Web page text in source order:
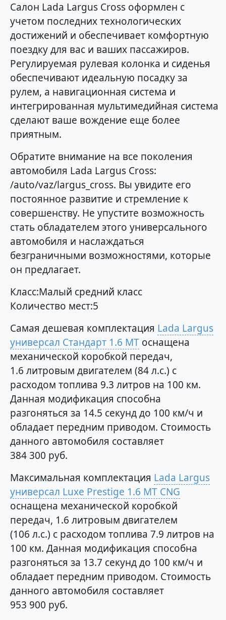
Салон Lada Largus Cross оформлен с
учетом последних технологических
достижений и обеспечивает комфортную
поездку для вас и ваших пассажиров.
Регулируемая рулевая колонка и сиденья
обеспечивают идеальную посадку за
рулем, а навигационная система и
интегрированная мультимедийная система
сделают ваше вождение еще более
приятным.
Обратите внимание на все поколения
автомобиля Lada Largus Cross:
/auto/vaz/largus_cross. Вы увидите его
постоянное развитие и стремление к
совершенству. Не упустите возможность
стать обладателем этого универсального
автомобиля и наслаждаться
безграничными возможностями, которые
он предлагает.
Класс:Малый средний класс
Количество мест:5
Самая дешевая комплектация Lada Largus
универсал Стандарт 1.6 MT оснащена
механической коробкой передач,
1.6 литровым двигателем (84 л.с.) с
расходом топлива 9.3 литров на 100 км.
Данная модификация способна
разгоняться за 14.5 секунд до 100 км/ч и
обладает передним приводом. Стоимость
данного автомобиля составляет
384 300 руб.
Максимальная комплектация Lada Largus
универсал Luxe Prestige 1.6 MT CNG
оснащена механической коробкой
передач, 1.6 литровым двигателем
(106 л.с.) с расходом топлива 7.9 литров на
100 км. Данная модификация способна
разгоняться за 13.7 секунд до 100 км/ч и
обладает передним приводом. Стоимость
данного автомобиля составляет
953 900 руб.